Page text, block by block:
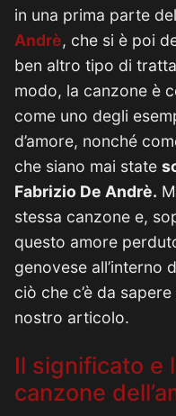
in una prima parte
Andrè, che si è poi
ben altro tipo di
modo, la canzone è
come uno degli
d’amore, nonché
che siano mai state
Fabrizio De Andrè.
stessa canzone e,
questo amore
genovese all’interno
ciò che c’è da
nostro articolo.
Il significato e
canzone